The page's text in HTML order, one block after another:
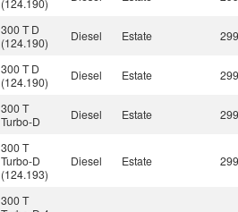
300 T D
(124.190)
Diesel Estate
300 T D
(124.190)
Diesel Estate
300 T
Turbo-D
Diesel Estate
300 T
Turbo-D
(124.193)
Diesel Estate
300 T